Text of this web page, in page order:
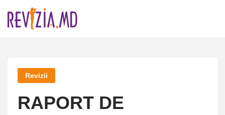
Revizii
RAPORT DE